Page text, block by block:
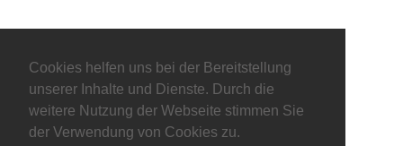
Cookies helfen uns bei der Bereitstellung
unserer Inhalte und Dienste. Durch die
weitere Nutzung der Webseite stimmen Sie
der Verwendung von Cookies zu.